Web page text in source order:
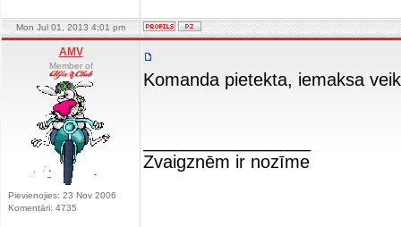
Mon Jul 01, 2013 4:01 pm
AMV
Member of
Pievienojies: 23 Nov 2006
Komentāri: 4735
Komanda pietekta, iemaksa
Zvaigznēm ir nozīme